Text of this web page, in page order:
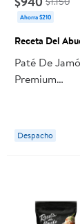
Ahorra $210
Receta Del
Paté De
Premium
Abuelo
Despacho